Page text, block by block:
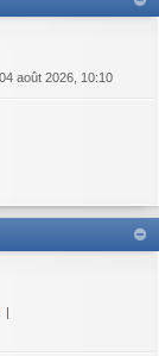
, 04 août 2026, 10:10